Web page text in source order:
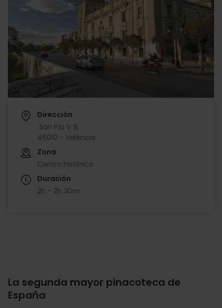
Dirección
San Pío V 9,
46010 - València
Zona
Centro histórico
Duración
2h - 2h 30m
La segunda mayor pinacoteca de
España